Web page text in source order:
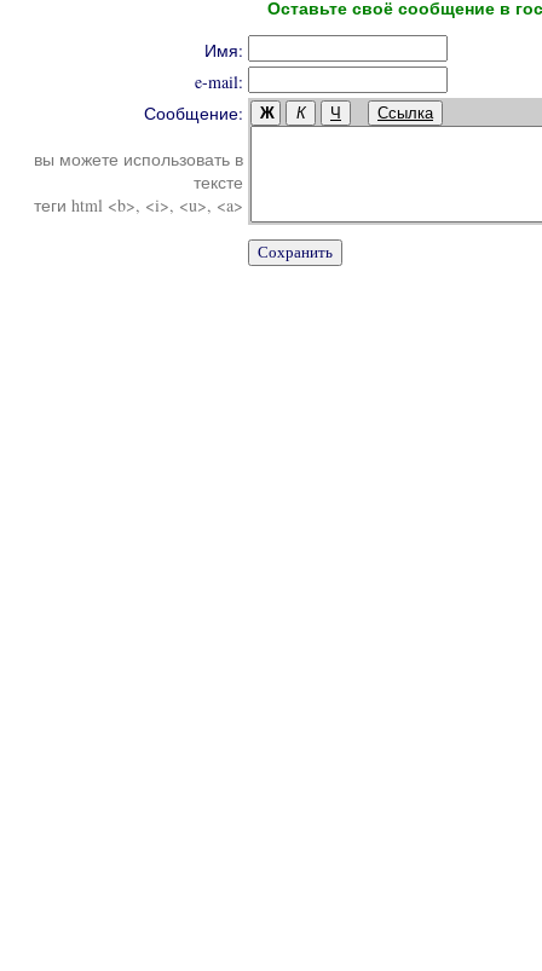
Оставьте своё сообщение в
Имя:
e-mail:
Сообщение:
вы можете использовать в
тексте
теги html <b>, <i>, <u>, <a>
Ж К Ч Ссылка